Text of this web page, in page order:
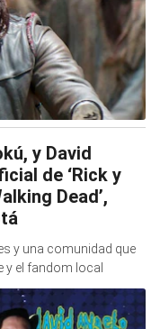
y David
de ‘Rick y
Dead’,
y una comunidad que
y el fandom local